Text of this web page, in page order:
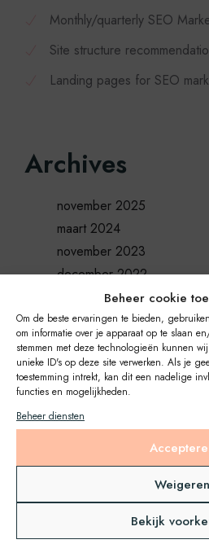
Beheer cookie
Om de beste ervaringen te bieden,
om informatie over je apparaat op te slaan
stemmen met deze technologieën kunnen
unieke ID's op deze site verwerken. Als je
toestemming intrekt, kan dit een nadelige
functies en mogelijkheden.
Beheer diensten
Weigeren
Bekijk
Monthly/quarterly SEO
Site structure
Landing pages for SEO
Archives
november 2025
maart 2024
november 2023
december 2022
november 2022
juni 2022
Categories
Bedrijfsfilm
Narratief
Uncategorized